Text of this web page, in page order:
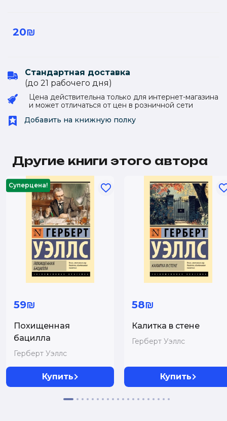
20₪
Стандартная доставка
(до 21 рабочего дня)
Цена действительна только для интернет-магазина
и может отличаться от цен в розничной сети
Добавить на книжную полку
Другие книги этого автора
Суперцена!
59₪
Похищенная
бацилла
Герберт Уэллс
Купить
58₪
Калитка в стене
Герберт Уэллс
Купить